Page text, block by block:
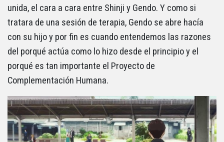
unida, el cara a cara entre Shinji y Gendo. Y como si
tratara de una sesión de terapia, Gendo se abre hacía
con su hijo y por fin es cuando entendemos las razones
del porqué actúa como lo hizo desde el principio y el
porqué es tan importante el Proyecto de
Complementación Humana.